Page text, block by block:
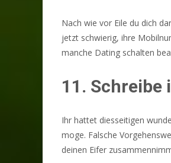
Nach wie vor Eile du dich
jetzt schwierig, ihre
manche Dating schalten
11.
Ihr hattet diesseitigen
moge. Falsche
deinen Eifer